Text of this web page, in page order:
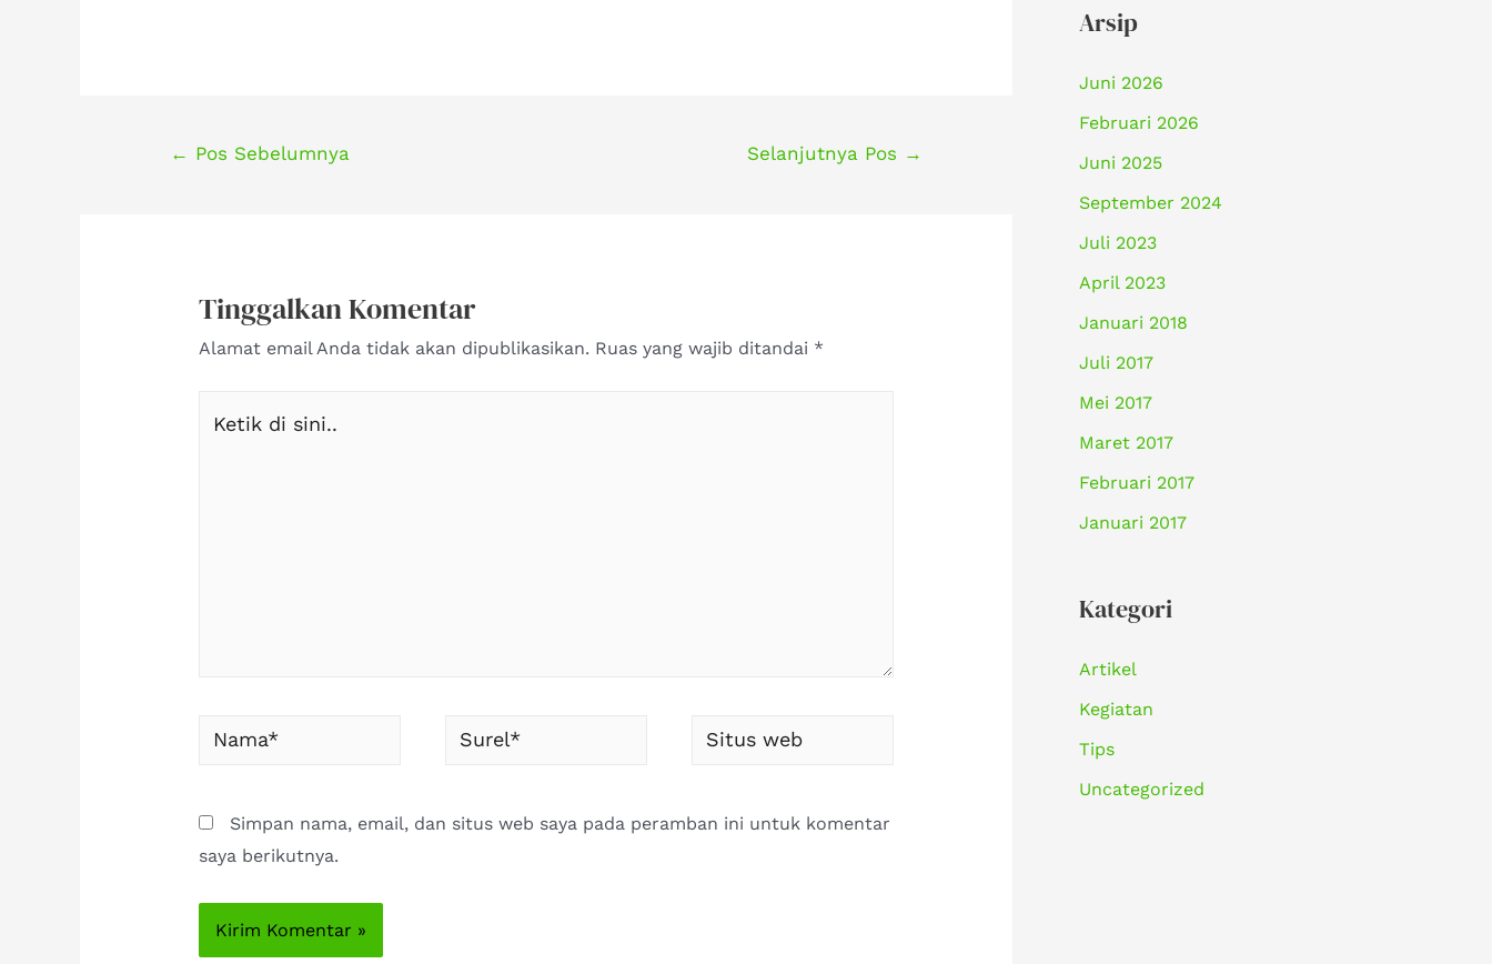
o
Navigasi
← Pos Sebelumnya Selanjutnya Pos →
Tinggalkan Komentar
Alamat email Anda tidak akan dipublikasikan. Ruas yang wajib ditandai *
Nama* Surel*
Situs
Simpan nama, email, dan situs web saya pada peramban ini untuk komentar
saya berikutnya.
Arsip
Juni 2026
Februari 2026
Juni 2025
September 2024
Juli 2023
April 2023
Januari 2018
Juli 2017
Mei 2017
Maret 2017
Februari 2017
Januari 2017
Kategori
Artikel
Kegiatan
Tips
Uncategorized